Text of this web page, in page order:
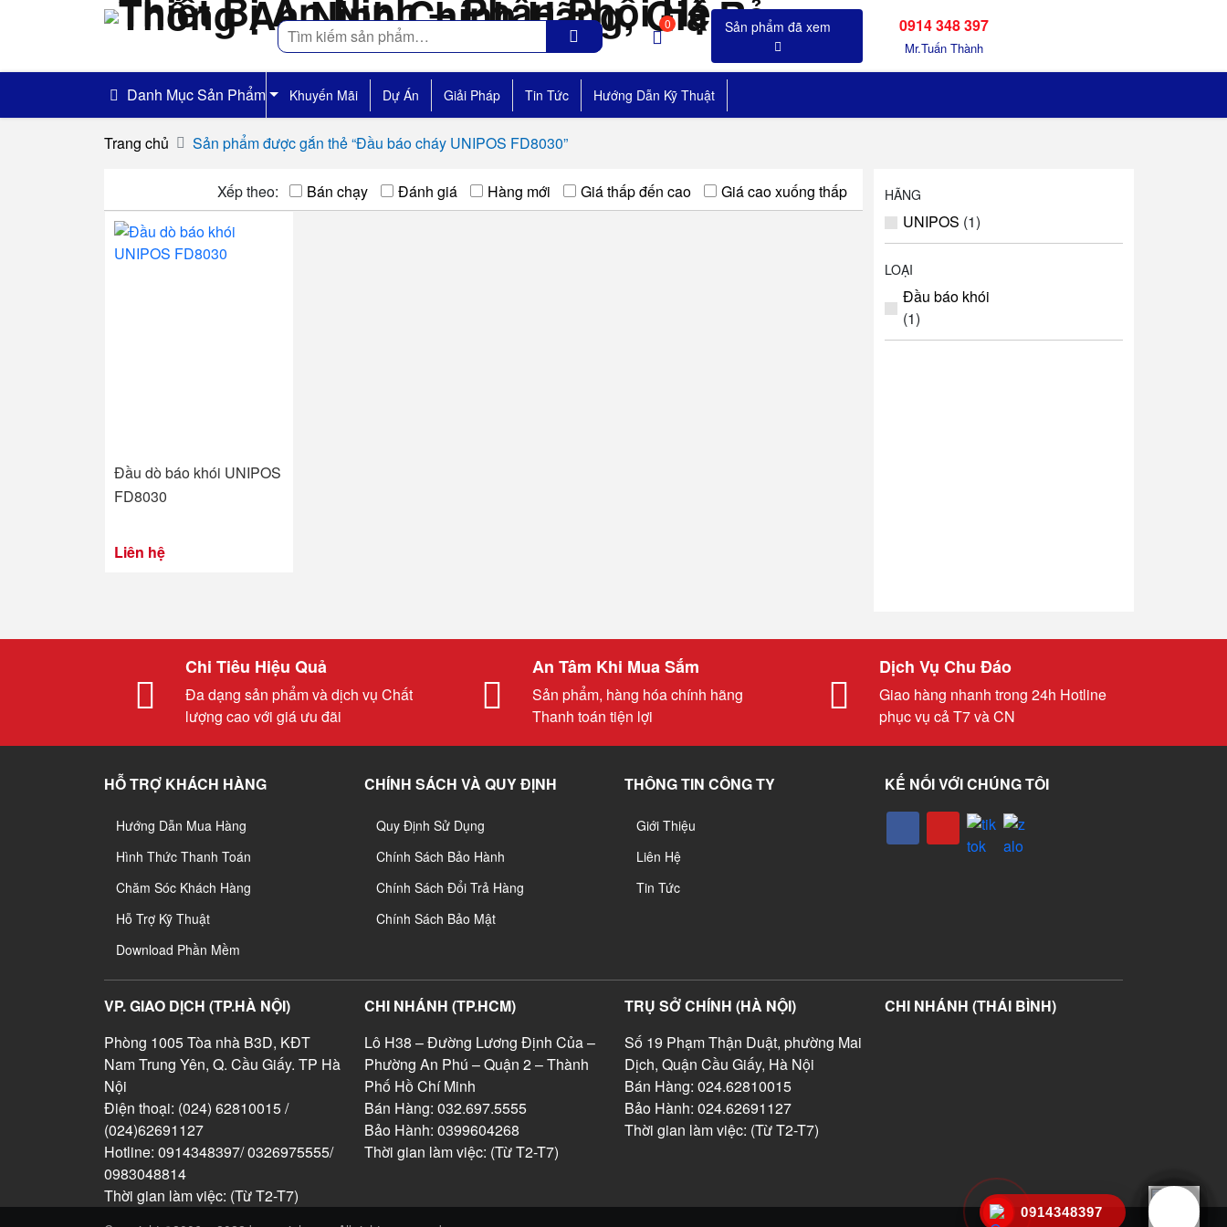
Tìm
kiếm
0 0914 348 397
Mr.Tuấn Thành
Danh Mục Sản Phẩm Khuyến Mãi Dự Án Giải Pháp Tin Tức Hướng Dẫn Kỹ Thuật
Trang chủ Sản phẩm được gắn thẻ “Đầu báo cháy UNIPOS FD8030”
Xếp theo: Bán chạy Đánh giá Hàng mới Giá thấp đến cao Giá cao xuống thấp
Đầu dò báo khói UNIPOS
FD8030
Liên hệ
HÃNG
UNIPOS (1)
LOẠI
Đầu báo khói
(1)
Chi Tiêu Hiệu Quả
Đa dạng sản phẩm và dịch vụ Chất
lượng cao với giá ưu đãi
An Tâm Khi Mua Sắm
Sản phẩm, hàng hóa chính hãng
Thanh toán tiện lợi
Dịch Vụ Chu Đáo
Giao hàng nhanh trong 24h Hotline
phục vụ cả T7 và CN
HỖ TRỢ KHÁCH HÀNG
Hướng Dẫn Mua Hàng
Hình Thức Thanh Toán
Chăm Sóc Khách Hàng
Hỗ Trợ Kỹ Thuật
Download Phần Mềm
CHÍNH SÁCH VÀ QUY ĐỊNH
Quy Định Sử Dụng
Chính Sách Bảo Hành
Chính Sách Đổi Trả Hàng
Chính Sách Bảo Mật
THÔNG TIN CÔNG TY
Giới Thiệu
Liên Hệ
Tin Tức
KẾ NỐI VỚI CHÚNG TÔI
VP. GIAO DỊCH (TP.HÀ NỘI)
Phòng 1005 Tòa nhà B3D, KĐT
Nam Trung Yên, Q. Cầu Giấy. TP Hà
Nội
Điện thoại: (024) 62810015 /
(024)62691127
Hotline: 0914348397/ 0326975555/
0983048814
Thời gian làm việc: (Từ T2-T7)
CHI NHÁNH (TP.HCM)
Lô H38 – Đường Lương Định Của –
Phường An Phú – Quận 2 – Thành
Phố Hồ Chí Minh
Bán Hàng: 032.697.5555
Bảo Hành: 0399604268
Thời gian làm việc: (Từ T2-T7)
TRỤ SỞ CHÍNH (HÀ NỘI)
Số 19 Phạm Thận Duật, phường Mai
Dịch, Quận Cầu Giấy, Hà Nội
Bán Hàng: 024.62810015
Bảo Hành: 024.62691127
Thời gian làm việc: (Từ T2-T7)
CHI NHÁNH (THÁI BÌNH)
0914348397